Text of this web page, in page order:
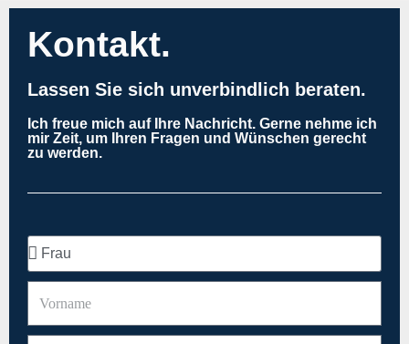
Kontakt.
Lassen Sie sich unverbindlich beraten.
Ich freue mich auf Ihre Nachricht. Gerne nehme ich
mir Zeit, um Ihren Fragen und Wünschen gerecht
zu werden.